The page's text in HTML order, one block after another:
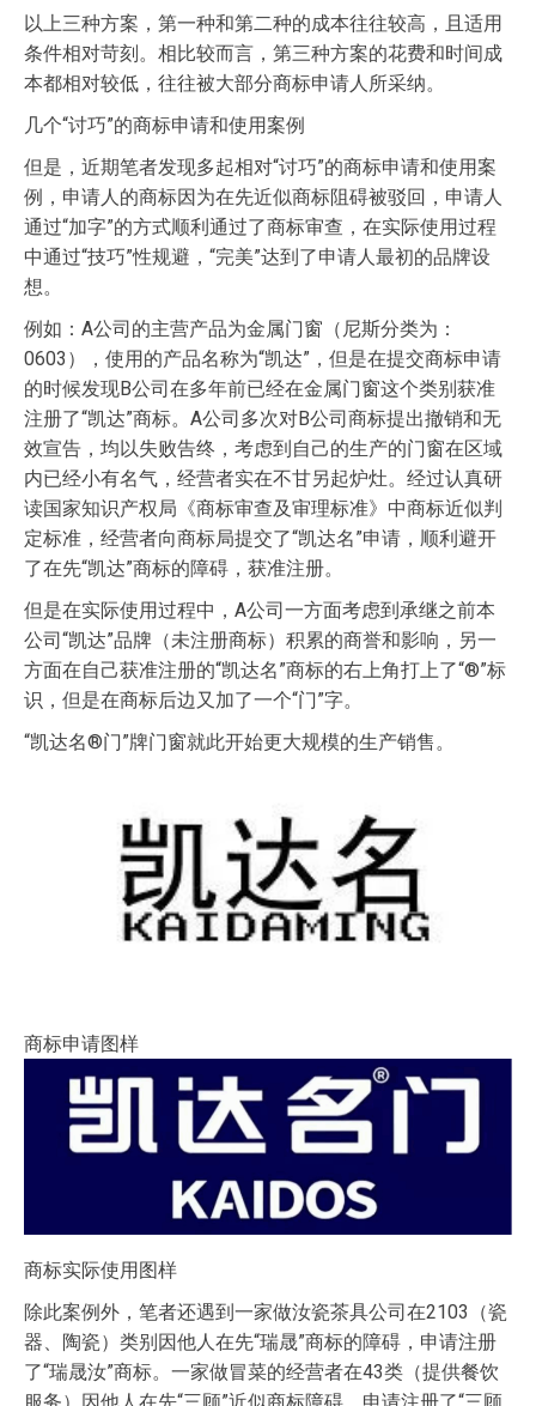
以上三种方案，第一种和第二种的成本往往较高，且适用
条件相对苛刻。相比较而言，第三种方案的花费和时间成
本都相对较低，往往被大部分商标申请人所采纳。
几个“讨巧”的商标申请和使用案例
但是，近期笔者发现多起相对“讨巧”的商标申请和使用案
例，申请人的商标因为在先近似商标阻碍被驳回，申请人
通过“加字”的方式顺利通过了商标审查，在实际使用过程
中通过“技巧”性规避，“完美”达到了申请人最初的品牌设
想。
例如：A公司的主营产品为金属门窗（尼斯分类为：
0603），使用的产品名称为“凯达”，但是在提交商标申请
的时候发现B公司在多年前已经在金属门窗这个类别获准
注册了“凯达”商标。A公司多次对B公司商标提出撤销和无
效宣告，均以失败告终，考虑到自己的生产的门窗在区域
内已经小有名气，经营者实在不甘另起炉灶。经过认真研
读国家知识产权局《商标审查及审理标准》中商标近似判
定标准，经营者向商标局提交了“凯达名”申请，顺利避开
了在先“凯达”商标的障碍，获准注册。
但是在实际使用过程中，A公司一方面考虑到承继之前本
公司“凯达”品牌（未注册商标）积累的商誉和影响，另一
方面在自己获准注册的“凯达名”商标的右上角打上了“®”标
识，但是在商标后边又加了一个“门”字。
“凯达名®门”牌门窗就此开始更大规模的生产销售。
商标申请图样
商标实际使用图样
除此案例外，笔者还遇到一家做汝瓷茶具公司在2103（瓷
器、陶瓷）类别因他人在先“瑞晟”商标的障碍，申请注册
了“瑞晟汝”商标。一家做冒菜的经营者在43类（提供餐饮
服务）因他人在先“三顾”近似商标障碍，申请注册了“三顾